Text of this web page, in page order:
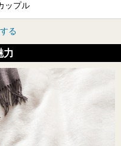
ップル
る
力